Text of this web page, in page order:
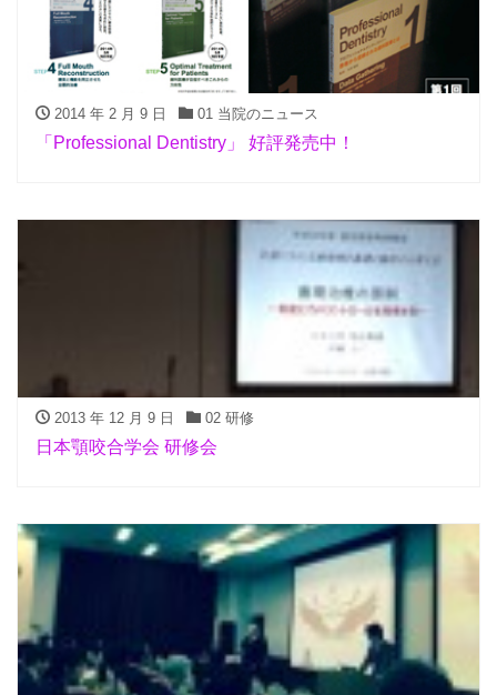
2014 年 2 月 9 日 01 当院のニュース
「Professional Dentistry」 好評発売中！
2013 年 12 月 9 日 02 研修
日本顎咬合学会 研修会